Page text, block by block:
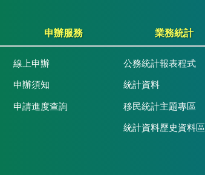
申辦服務
線上申辦
申辦須知
申請進度查詢
業務統計
公務統計報表程式
統計資料
移民統計主題專區
統計資料歷史資料區